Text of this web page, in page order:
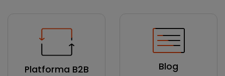
Platforma B2B Blog